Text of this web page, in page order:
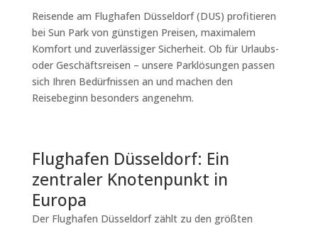
Reisende am Flughafen Düsseldorf (DUS) profitieren
bei Sun Park von günstigen Preisen, maximalem
Komfort und zuverlässiger Sicherheit. Ob für Urlaubs-
oder Geschäftsreisen – unsere Parklösungen passen
sich Ihren Bedürfnissen an und machen den
Reisebeginn besonders angenehm.
Flughafen Düsseldorf: Ein
zentraler Knotenpunkt in
Europa
Der Flughafen Düsseldorf zählt zu den größten